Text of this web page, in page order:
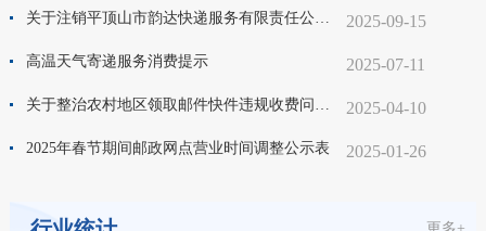
关于注销平顶山市韵达快递服务有限责任公司快递业务经营许可证的公示 2025-09-15
高温天气寄递服务消费提示 2025-07-11
关于整治农村地区领取邮件快件违规收费问题的公告 2025-04-10
2025年春节期间邮政网点营业时间调整公示表 2025-01-26